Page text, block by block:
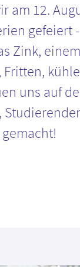
am 12.
gefeiert
Zink,
uns auf